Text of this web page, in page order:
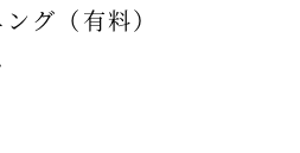
グ（有料）